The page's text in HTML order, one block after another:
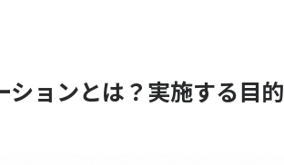
ションとは？実施する目